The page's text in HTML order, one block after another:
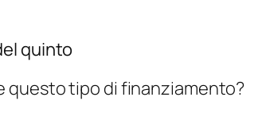
quinto
questo tipo di finanziamento?